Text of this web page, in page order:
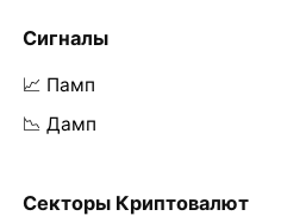
Сигналы
📈 Памп
📉 Дамп
Секторы Криптовалют